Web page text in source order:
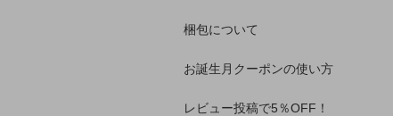
梱包について
お誕生月クーポンの使い方
レビュー投稿で5％OFF！